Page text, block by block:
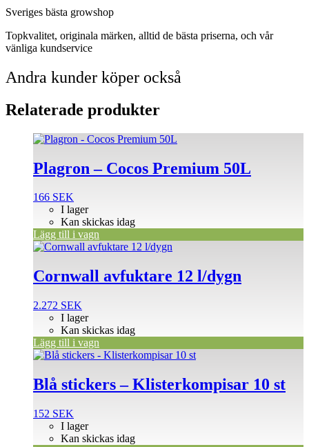
Sveriges bästa growshop
Topkvalitet, originala märken, alltid de bästa priserna, och vår
vänliga kundservice
Andra kunder köper också
Relaterade produkter
Plagron – Cocos Premium 50L
166 SEK
I lager
Kan skickas idag
Lägg till i vagn
Cornwall avfuktare 12 l/dygn
2.272 SEK
I lager
Kan skickas idag
Lägg till i vagn
Blå stickers – Klisterkompisar 10 st
152 SEK
I lager
Kan skickas idag